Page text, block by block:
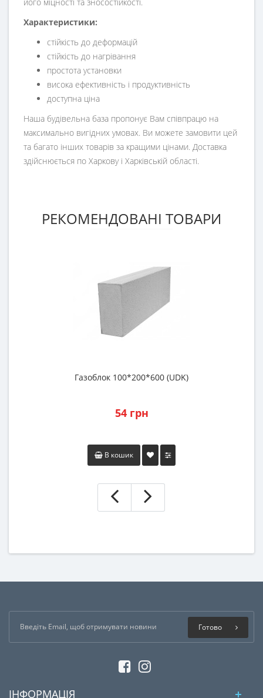
його міцності та зносостійкості.
Характеристики:
стійкість до деформацій
стійкість до нагрівання
простота установки
висока ефективність і продуктивність
доступна ціна
Наша будівельна база пропонує Вам співпрацю на
максимально вигідних умовах. Ви можете замовити цей
та багато інших товарів за кращими цінами. Доставка
здійснюється по Харкову і Харківській області.
РЕКОМЕНДОВАНІ ТОВАРИ
Газоблок 100*200*600 (UDK)
54 грн
В кошик
Готово
ІНФОРМАЦІЯ